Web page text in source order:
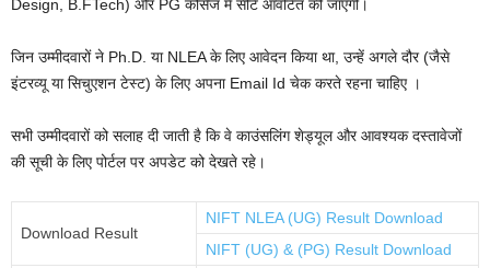
Design, B.FTech) और PG कोर्सेज में सीटें आवंटित की जाएंगी।
जिन उम्मीदवारों ने Ph.D. या NLEA के लिए आवेदन किया था, उन्हें अगले दौर (जैसे
इंटरव्यू या सिचुएशन टेस्ट) के लिए अपना Email Id चेक करते रहना चाहिए ।
सभी उम्मीदवारों को सलाह दी जाती है कि वे काउंसलिंग शेड्यूल और आवश्यक दस्तावेजों
की सूची के लिए पोर्टल पर अपडेट को देखते रहे।
Download Result
NIFT NLEA (UG) Result Download
NIFT (UG) & (PG) Result Download